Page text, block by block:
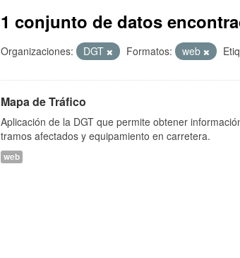
1 conjunto de datos
Organizaciones: DGT Formatos: web
Mapa de Tráfico
Aplicación de la DGT que permite obtener
tramos afectados y equipamiento en carretera.
web